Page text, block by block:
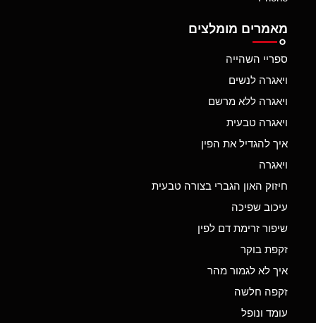
מאמרים מומלצים
ספריי השהייה
ויאגרה לנשים
ויאגרה ללא מרשם
ויאגרה טבעית
איך להגדיל את הפין
ויאגרה
חיזוק האון הגברי בצורה טבעית
עיכוב שפיכה
שיפור זרימת דם לפין
זקפת בוקר
איך לא לגמור מהר
זקפה חלשה
עומד ונופל